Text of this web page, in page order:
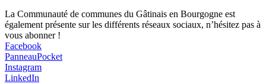
La Communauté de communes du Gâtinais en Bourgogne est
également présente sur les différents réseaux sociaux, n’hésitez pas à
vous abonner !
Facebook
PanneauPocket
Instagram
LinkedIn